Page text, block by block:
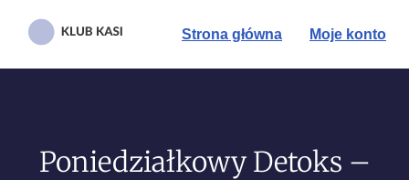
Strona główna Moje konto
Poniedziałkowy Detoks –